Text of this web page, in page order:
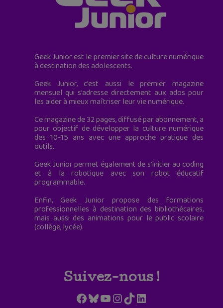
Geek Junior est le premier site de culture numérique
à destination des adolescents.
Geek Junior, c’est aussi le premier magazine
mensuel qui s’adresse directement aux ados pour
les aider à mieux maîtriser leur vie numérique.
Ce magazine de 32 pages, diffusé par abonnement, a
pour objectif de développer la culture numérique
des 10-15 ans avec une approche pratique des
outils.
Geek Junior permet également de s'initier au coding
et à la robotique avec son robot éducatif
programmable.
Enfin, Geek Junior propose des formations
professionnelles à destination des bibliothécaires,
mais aussi des animations pour le public scolaire
(collège, lycée).
Suivez-nous !
Facebook
Bluesky
YouTube
Instagram
TikTokLinkedIn